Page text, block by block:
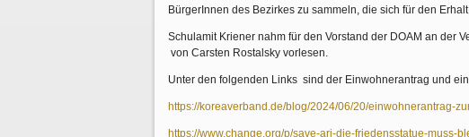
BürgerInnen des Bezirkes zu sammeln, die sich für den
Schulamit Kriener nahm für den Vorstand der DOAM an der
von Carsten Rostalsky vorlesen.
Unter den folgenden Links sind der Einwohnerantrag und
https://koreaverband.de/blog/2024/06/20/einwohnerantrag-
https://www.change.org/p/save-ari-die-friedensstatue-muss-